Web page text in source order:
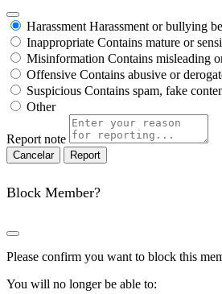
Harassment Harassment or bullying
Inappropriate Contains mature or
Misinformation Contains misleading
Offensive Contains abusive or
Suspicious Contains spam, fake
Other
Report note
Report
Block Member?
Please confirm you want to block this
You will no longer be able to: